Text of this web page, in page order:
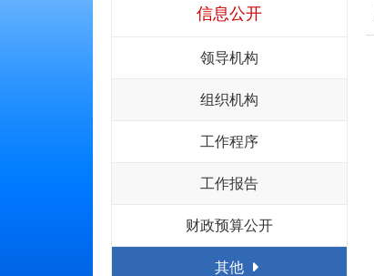
信息公开
领导机构
组织机构
工作程序
工作报告
财政预算公开
其他